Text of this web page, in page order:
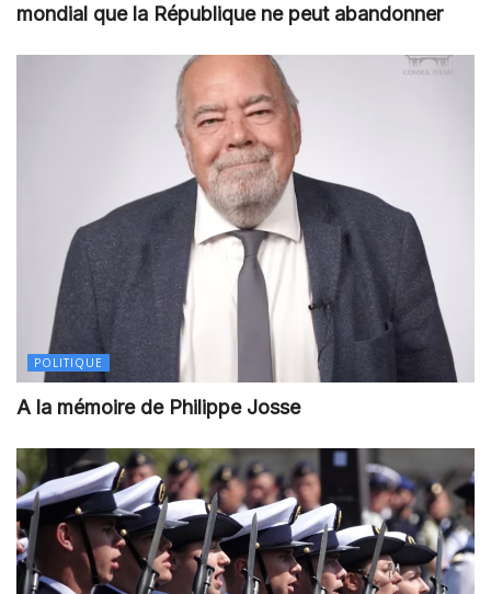
mondial que la République ne peut abandonner
POLITIQUE
A la mémoire de Philippe Josse